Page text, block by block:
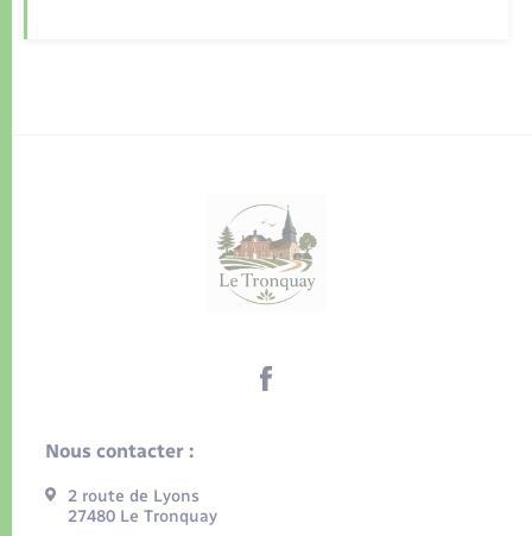
Nous contacter :
2 route de Lyons
27480 Le Tronquay